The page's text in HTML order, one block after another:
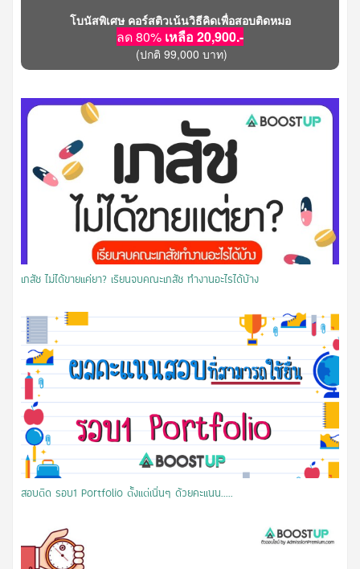
โบนัสพิเศษ คอร์สติวเน้นวิธีคิดเพื่อสอบติดหมอ
ลด 80% เหลือ 20,900.-
(ปกติ 99,000 บาท)
​เภสัช ไม่ได้ขายแค่ยา? เรียนจบคณะเภสัช ทำงานอะไรได้บ้าง
สอบติด รอบ1 Portfolio ตั้งแต่เนิ่นๆ ด้วยคะแนน.....